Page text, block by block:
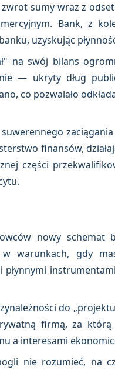
sumy wraz z
Bank, z
uzyskując
na swój bilans
— ukryty dług
co pozwalało
finansów,
części
nowy schemat
warunkach, gdy
płynnymi
do
firmą, za którą
a interesami
nie rozumieć, na